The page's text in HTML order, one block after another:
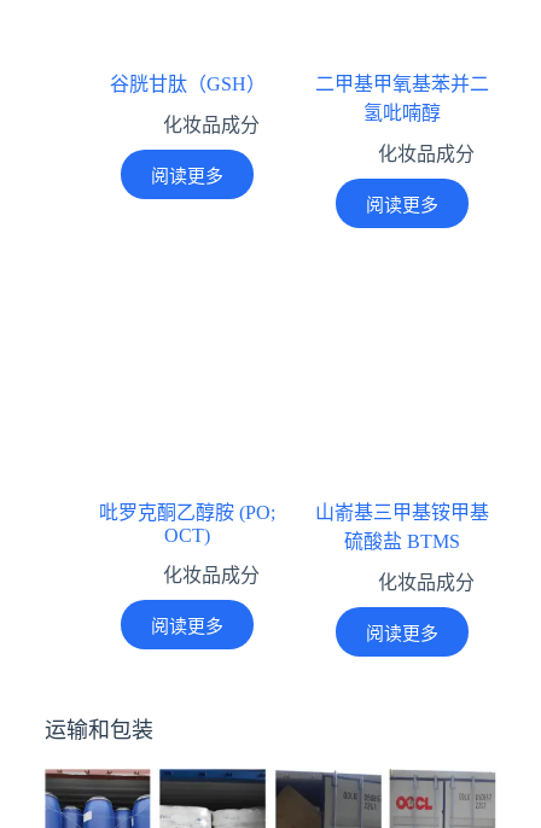
谷胱甘肽（GSH）
化妆品成分
阅读更多
二甲基甲氧基苯并二
氢吡喃醇
化妆品成分
阅读更多
吡罗克酮乙醇胺 (PO;
OCT)
化妆品成分
阅读更多
山嵛基三甲基铵甲基
硫酸盐 BTMS
化妆品成分
阅读更多
运输和包装